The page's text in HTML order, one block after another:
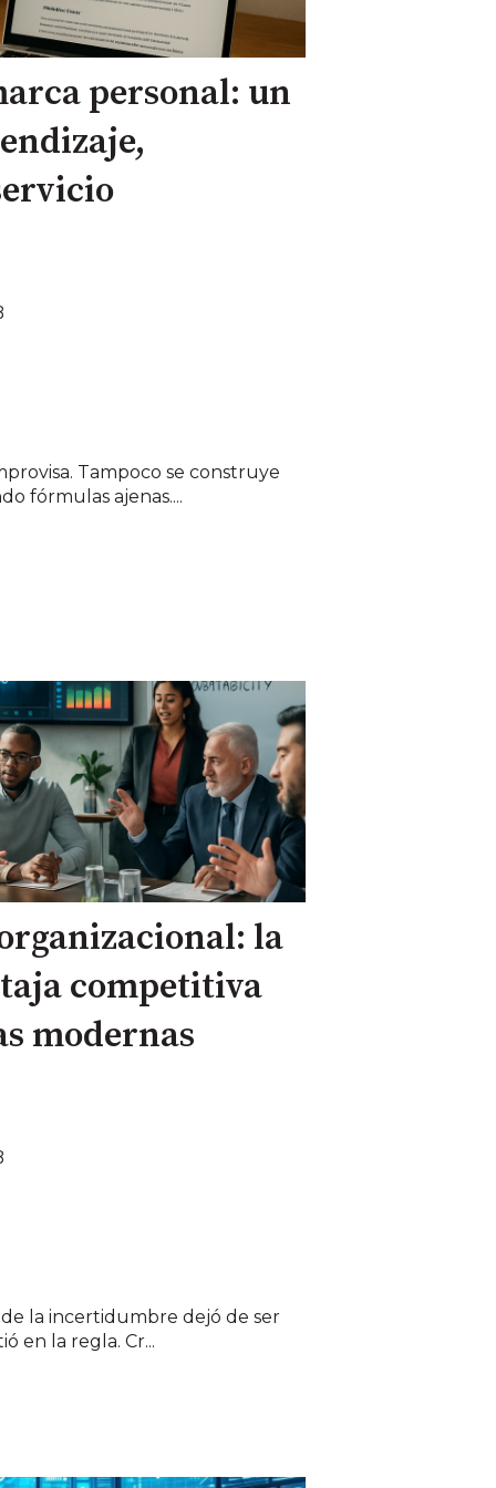
personal: un
Tampoco se construye
fórmulas ajenas....
la
competitiva
modernas
la incertidumbre dejó de ser
en la regla. Cr...